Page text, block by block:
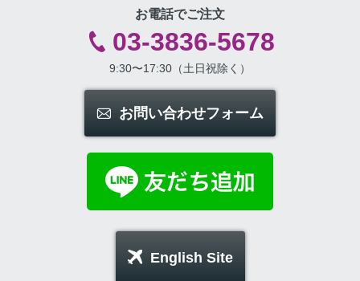
お電話でご注文
03-3836-5678
9:30〜17:30（土日祝除く）
お問い合わせフォーム
English Site